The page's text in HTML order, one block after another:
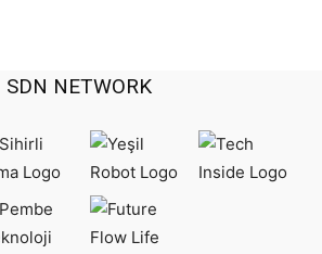
SDN NETWORK